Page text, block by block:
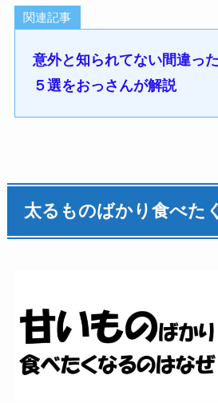
関連記事
意外と知られてない間違っ
５選をおっさんが解説
太るものばかり食べた